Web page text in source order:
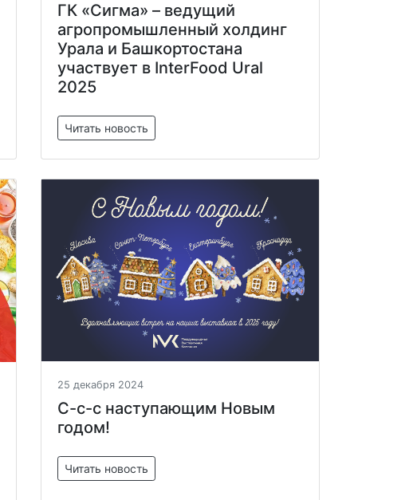
ГК «Сигма» – ведущий
агропромышленный холдинг
Урала и Башкортостана
участвует в InterFood Ural
2025
Читать новость
25 декабря 2024
С-с-с наступающим Новым
годом!
Читать новость